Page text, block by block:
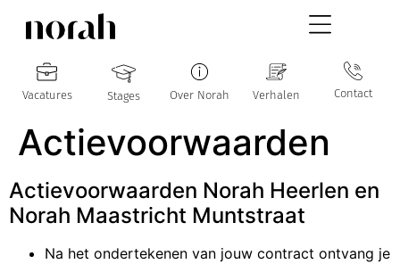
Vacatures Stages Over Norah Verhalen Contact
Actievoorwaarden
Actievoorwaarden Norah Heerlen en
Norah Maastricht Muntstraat
Na het ondertekenen van jouw contract ontvang je